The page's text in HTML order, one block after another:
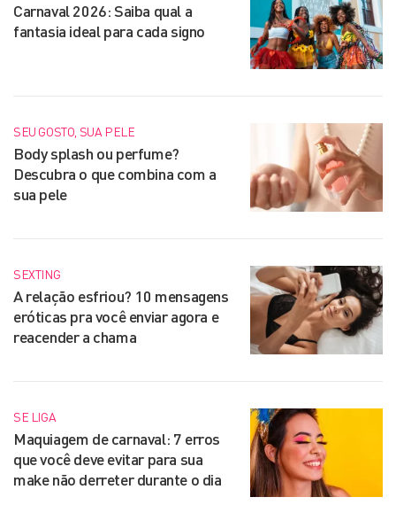
Carnaval 2026: Saiba qual a
fantasia ideal para cada signo
SEU GOSTO, SUA PELE
Body splash ou perfume?
Descubra o que combina com a
sua pele
SEXTING
A relação esfriou? 10 mensagens
eróticas pra você enviar agora e
reacender a chama
SE LIGA
Maquiagem de carnaval: 7 erros
que você deve evitar para sua
make não derreter durante o dia